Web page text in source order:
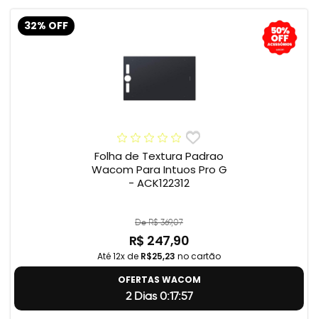
32% OFF
Folha de Textura Padrao
Wacom Para Intuos Pro G
- ACK122312
De R$ 369,07
R$ 247,90
Até 12x de R$25,23 no cartão
OFERTAS WACOM
2 Dias 0:17:56